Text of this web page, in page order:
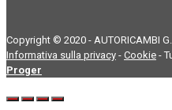
Copyright © 2020 - AUTORICAMBI
Informativa sulla privacy - Cookie -
Proger